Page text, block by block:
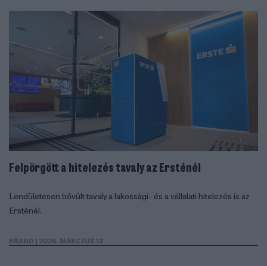
Felpörgött a hitelezés tavaly az Ersténél
Lendületesen bővült tavaly a lakossági- és a vállalati hitelezés is az
Ersténél.
BRAND | 2026. MÁRCIUS 12.